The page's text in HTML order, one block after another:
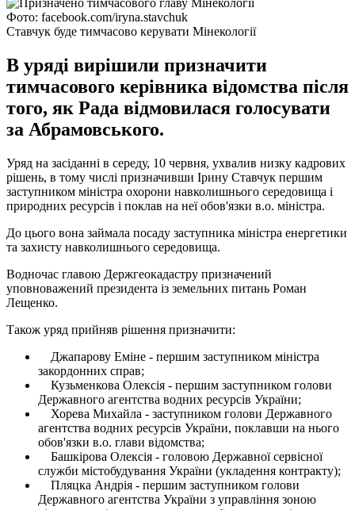
Фото: facebook.com/iryna.stavchuk
Ставчук буде тимчасово керувати Мінекології
В уряді вирішили призначити
тимчасового керівника відомства після
того, як Рада відмовилася голосувати
за Абрамовського.
Уряд на засіданні в середу, 10 червня, ухвалив низку кадрових
рішень, в тому числі призначивши Ірину Ставчук першим
заступником міністра охорони навколишнього середовища і
природних ресурсів і поклав на неї обов'язки в.о. міністра.
До цього вона займала посаду заступника міністра енергетики
та захисту навколишнього середовища.
Водночас главою Держгеокадастру призначений
уповноважений президента із земельних питань Роман
Лещенко.
Також уряд прийняв рішення призначити:
Джапарову Еміне - першим заступником міністра
закордонних справ;
Кузьменкова Олексія - першим заступником голови
Державного агентства водних ресурсів України;
Хорева Михайла - заступником голови Державного
агентства водних ресурсів України, поклавши на нього
обов'язки в.о. глави відомства;
Башкірова Олексія - головою Державної сервісної
служби містобудування України (укладення контракту);
Пляцка Андрія - першим заступником голови
Державного агентства України з управління зоною